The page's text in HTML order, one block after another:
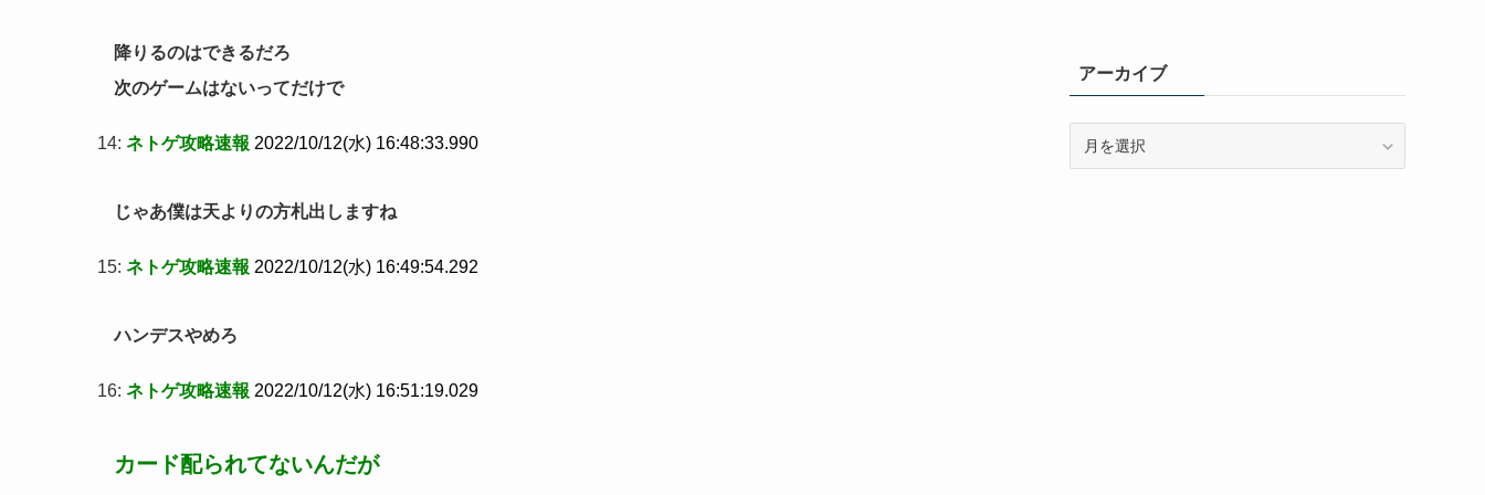
降りるのはできるだろ
次のゲームはないってだけで
14: ネトゲ攻略速報 2022/10/12(水) 16:48:33.990
じゃあ僕は天よりの方札出しますね
15: ネトゲ攻略速報 2022/10/12(水) 16:49:54.292
ハンデスやめろ
16: ネトゲ攻略速報 2022/10/12(水) 16:51:19.029
カード配られてないんだが
アーカイブ